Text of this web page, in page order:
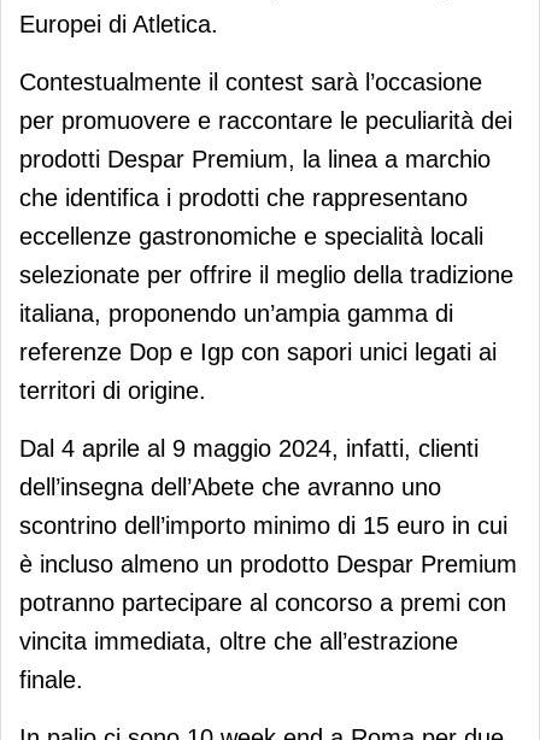
Europei di Atletica.
Contestualmente il contest sarà l’occasione
per promuovere e raccontare le peculiarità dei
prodotti Despar Premium, la linea a marchio
che identifica i prodotti che rappresentano
eccellenze gastronomiche e specialità locali
selezionate per offrire il meglio della tradizione
italiana, proponendo un’ampia gamma di
referenze Dop e Igp con sapori unici legati ai
territori di origine.
Dal 4 aprile al 9 maggio 2024, infatti, clienti
dell’insegna dell’Abete che avranno uno
scontrino dell’importo minimo di 15 euro in cui
è incluso almeno un prodotto Despar Premium
potranno partecipare al concorso a premi con
vincita immediata, oltre che all’estrazione
finale.